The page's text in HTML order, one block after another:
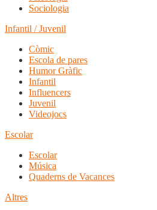
Sociologia
Infantil / Juvenil
Còmic
Escola de pares
Humor Gràfic
Infantil
Influencers
Juvenil
Videojocs
Escolar
Escolar
Música
Quaderns de Vacances
Altres